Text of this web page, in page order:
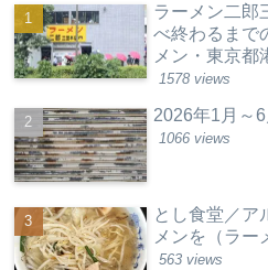
ラーメン二郎
べ終わるまで
メン・東京都
1578 views
2026年1月～
1066 views
とし食堂／ア
メンを（ラー
563 views